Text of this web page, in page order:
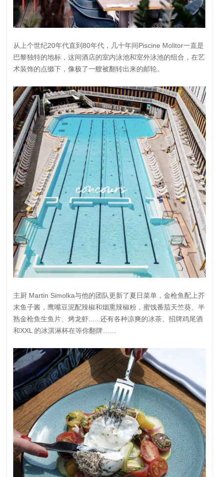
从上个世纪20年代直到80年代，几十年间Piscine Molitor一直是
巴黎独特的地标，这间酒店的室内泳池和室外泳池的组合，在艺
术装饰的点缀下，像极了一艘被翻转出来的邮轮。
主厨 Martin Simolka与他的团队更新了夏日菜单，金枪鱼配上芥
末鱼子酱，鹰嘴豆泥配辣椒和烟熏辣椒粉，蜜饯番茄天竺葵、半
熟金枪鱼生鱼片、烤龙虾......还有各种凉爽的冰茶、招牌鸡尾酒
和XXL 的冰淇淋杯在等你翻牌……